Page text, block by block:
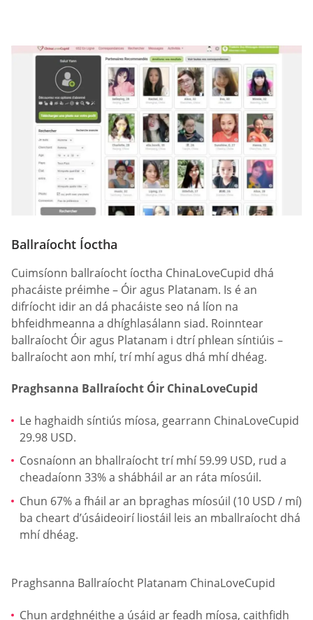
Ballraíocht Íoctha
Cuimsíonn ballraíocht íoctha ChinaLoveCupid dhá
phacáiste préimhe – Óir agus Platanam. Is é an
difríocht idir an dá phacáiste seo ná líon na
bhfeidhmeanna a dhíghlasálann siad. Roinntear
ballraíocht Óir agus Platanam i dtrí phlean síntiúis –
ballraíocht aon mhí, trí mhí agus dhá mhí dhéag.
Praghsanna Ballraíocht Óir ChinaLoveCupid
Le haghaidh síntiús míosa, gearrann ChinaLoveCupid
29.98 USD.
Cosnaíonn an bhallraíocht trí mhí 59.99 USD, rud a
cheadaíonn 33% a shábháil ar an ráta míosúil.
Chun 67% a fháil ar an bpraghas míosúil (10 USD / mí)
ba cheart d’úsáideoirí liostáil leis an mballraíocht dhá
mhí dhéag.
Praghsanna Ballraíocht Platanam ChinaLoveCupid
Chun ardghnéithe a úsáid ar feadh míosa, caithfidh